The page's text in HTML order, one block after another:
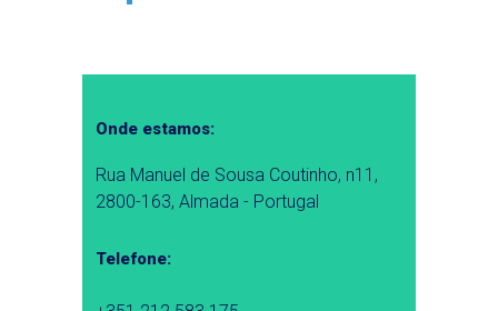
Onde estamos:
Rua Manuel de Sousa Coutinho, n11,
2800-163, Almada - Portugal
Telefone: